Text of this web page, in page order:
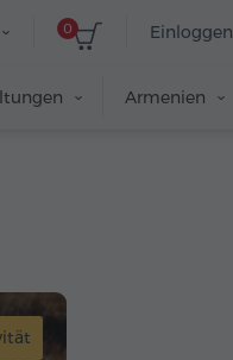
Einloggen
0
Armenien